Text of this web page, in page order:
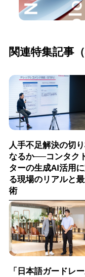
関連特集記事
人手不足解決の切
なるか──コンタク
ターの生成AI活用
る現場のリアルと
術
「日本語ガードレ